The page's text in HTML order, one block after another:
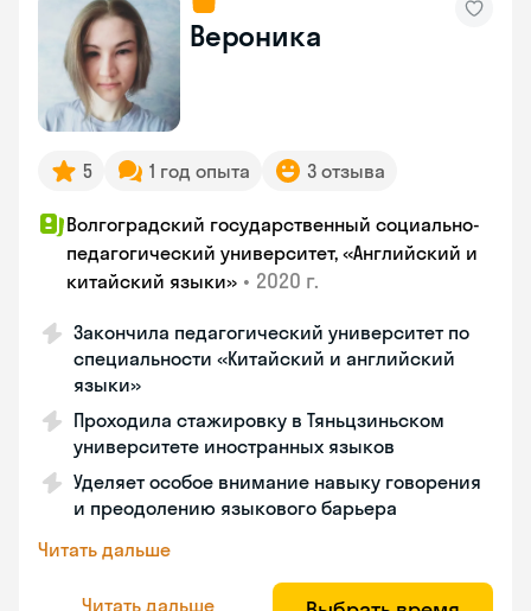
Вероника
5 1 год опыта 3 отзыва
Волгоградский государственный социально-
педагогический университет, «Английский и
китайский языки» • 2020 г.
Закончила педагогический университет по
специальности «Китайский и английский
языки»
Проходила стажировку в Тяньцзиньском
университете иностранных языков
Уделяет особое внимание навыку говорения
и преодолению языкового барьера
Читать дальше
Читать дальше